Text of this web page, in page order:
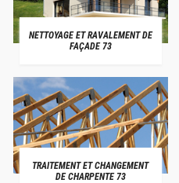
NETTOYAGE ET RAVALEMENT DE
FAÇADE 73
TRAITEMENT ET CHANGEMENT
DE CHARPENTE 73